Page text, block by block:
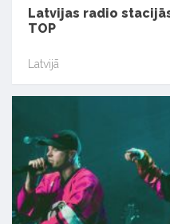
Latvijas radio
TOP
Latvijā